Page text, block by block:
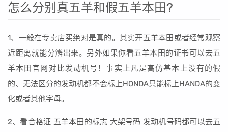
怎么分别真五羊和假五羊本田?
1、一般在专卖店买绝对是真的。其实开五羊本田或者经常观察
近距离就能分辨出来。另外如果你看五羊本田的证书可以去五
羊本田官网对比发动机号！事实上凡是高仿基本上没有的假
的、无法区分的发动机都不会标上HONDA只能标上HANDA的变
化或者其他字母。
2、看合格证 五羊本田的标志 大架号码 发动机号码都可以去五